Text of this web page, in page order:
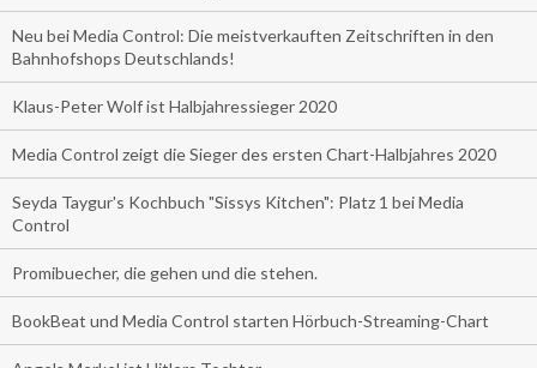
Neu bei Media Control: Die meistverkauften Zeitschriften in den
Bahnhofshops Deutschlands!
Klaus-Peter Wolf ist Halbjahressieger 2020
Media Control zeigt die Sieger des ersten Chart-Halbjahres 2020
Seyda Taygur's Kochbuch "Sissys Kitchen": Platz 1 bei Media
Control
Promibuecher, die gehen und die stehen.
BookBeat und Media Control starten Hörbuch-Streaming-Chart